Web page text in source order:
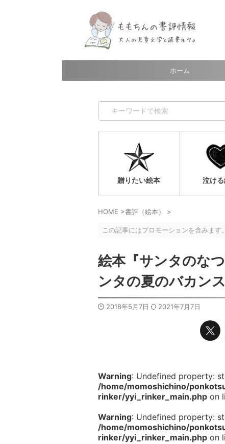
ホーム
贈りたい絵本 泣け
HOME >書評（絵本） >
この記事にはプロモーションを含みます。
絵本『サンタのな
ンタの夏のバカンス
2018年5月7日 2021年7月7日
Warning: Undefined property:
/home/momoshichino/
rinker/yyi_rinker_main.php on
Warning: Undefined property:
/home/momoshichino/
rinker/yyi_rinker_main.php on